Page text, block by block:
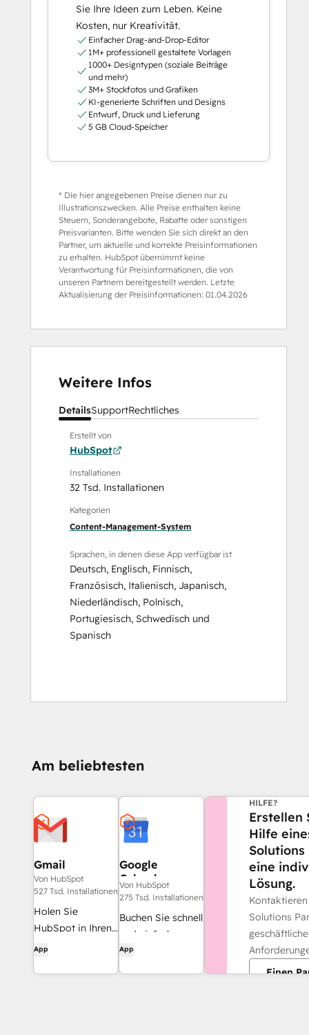
Sie Ihre Ideen zum Leben. Keine
Kosten, nur Kreativität.
Einfacher Drag-and-Drop-Editor
1M+ professionell gestaltete Vorlagen
1000+ Designtypen (soziale Beiträge
und mehr)
3M+ Stockfotos und Grafiken
KI-generierte Schriften und Designs
Entwurf, Druck und Lieferung
5 GB Cloud-Speicher
* Die hier angegebenen Preise dienen nur zu
Illustrationszwecken. Alle Preise enthalten keine
Steuern, Sonderangebote, Rabatte oder sonstigen
Preisvarianten. Bitte wenden Sie sich direkt an den
Partner, um aktuelle und korrekte Preisinformationen
zu erhalten. HubSpot übernimmt keine
Verantwortung für Preisinformationen, die von
unseren Partnern bereitgestellt werden. Letzte
Aktualisierung der Preisinformationen: 01.04.2026
Weitere Infos
DetailsSupportRechtliches
Erstellt von
HubSpot
Installationen
32 Tsd. Installationen
Kategorien
Content-Management-System
Sprachen, in denen diese App verfügbar ist
Deutsch, Englisch, Finnisch,
Französisch, Italienisch, Japanisch,
Niederländisch, Polnisch,
Portugiesisch, Schwedisch und
Spanisch
Am beliebtesten
Gmail
Von HubSpot
527 Tsd. Installationen
Holen Sie
HubSpot in Ihren
Posteingang – mit
Integration für
App
Google
Calendar
Von HubSpot
275 Tsd. Installationen
Buchen Sie schnell
und einfach
Meetings mit
App
HILFE?
Erstellen
Hilfe
eine
Lösung.
Solutions
Einen